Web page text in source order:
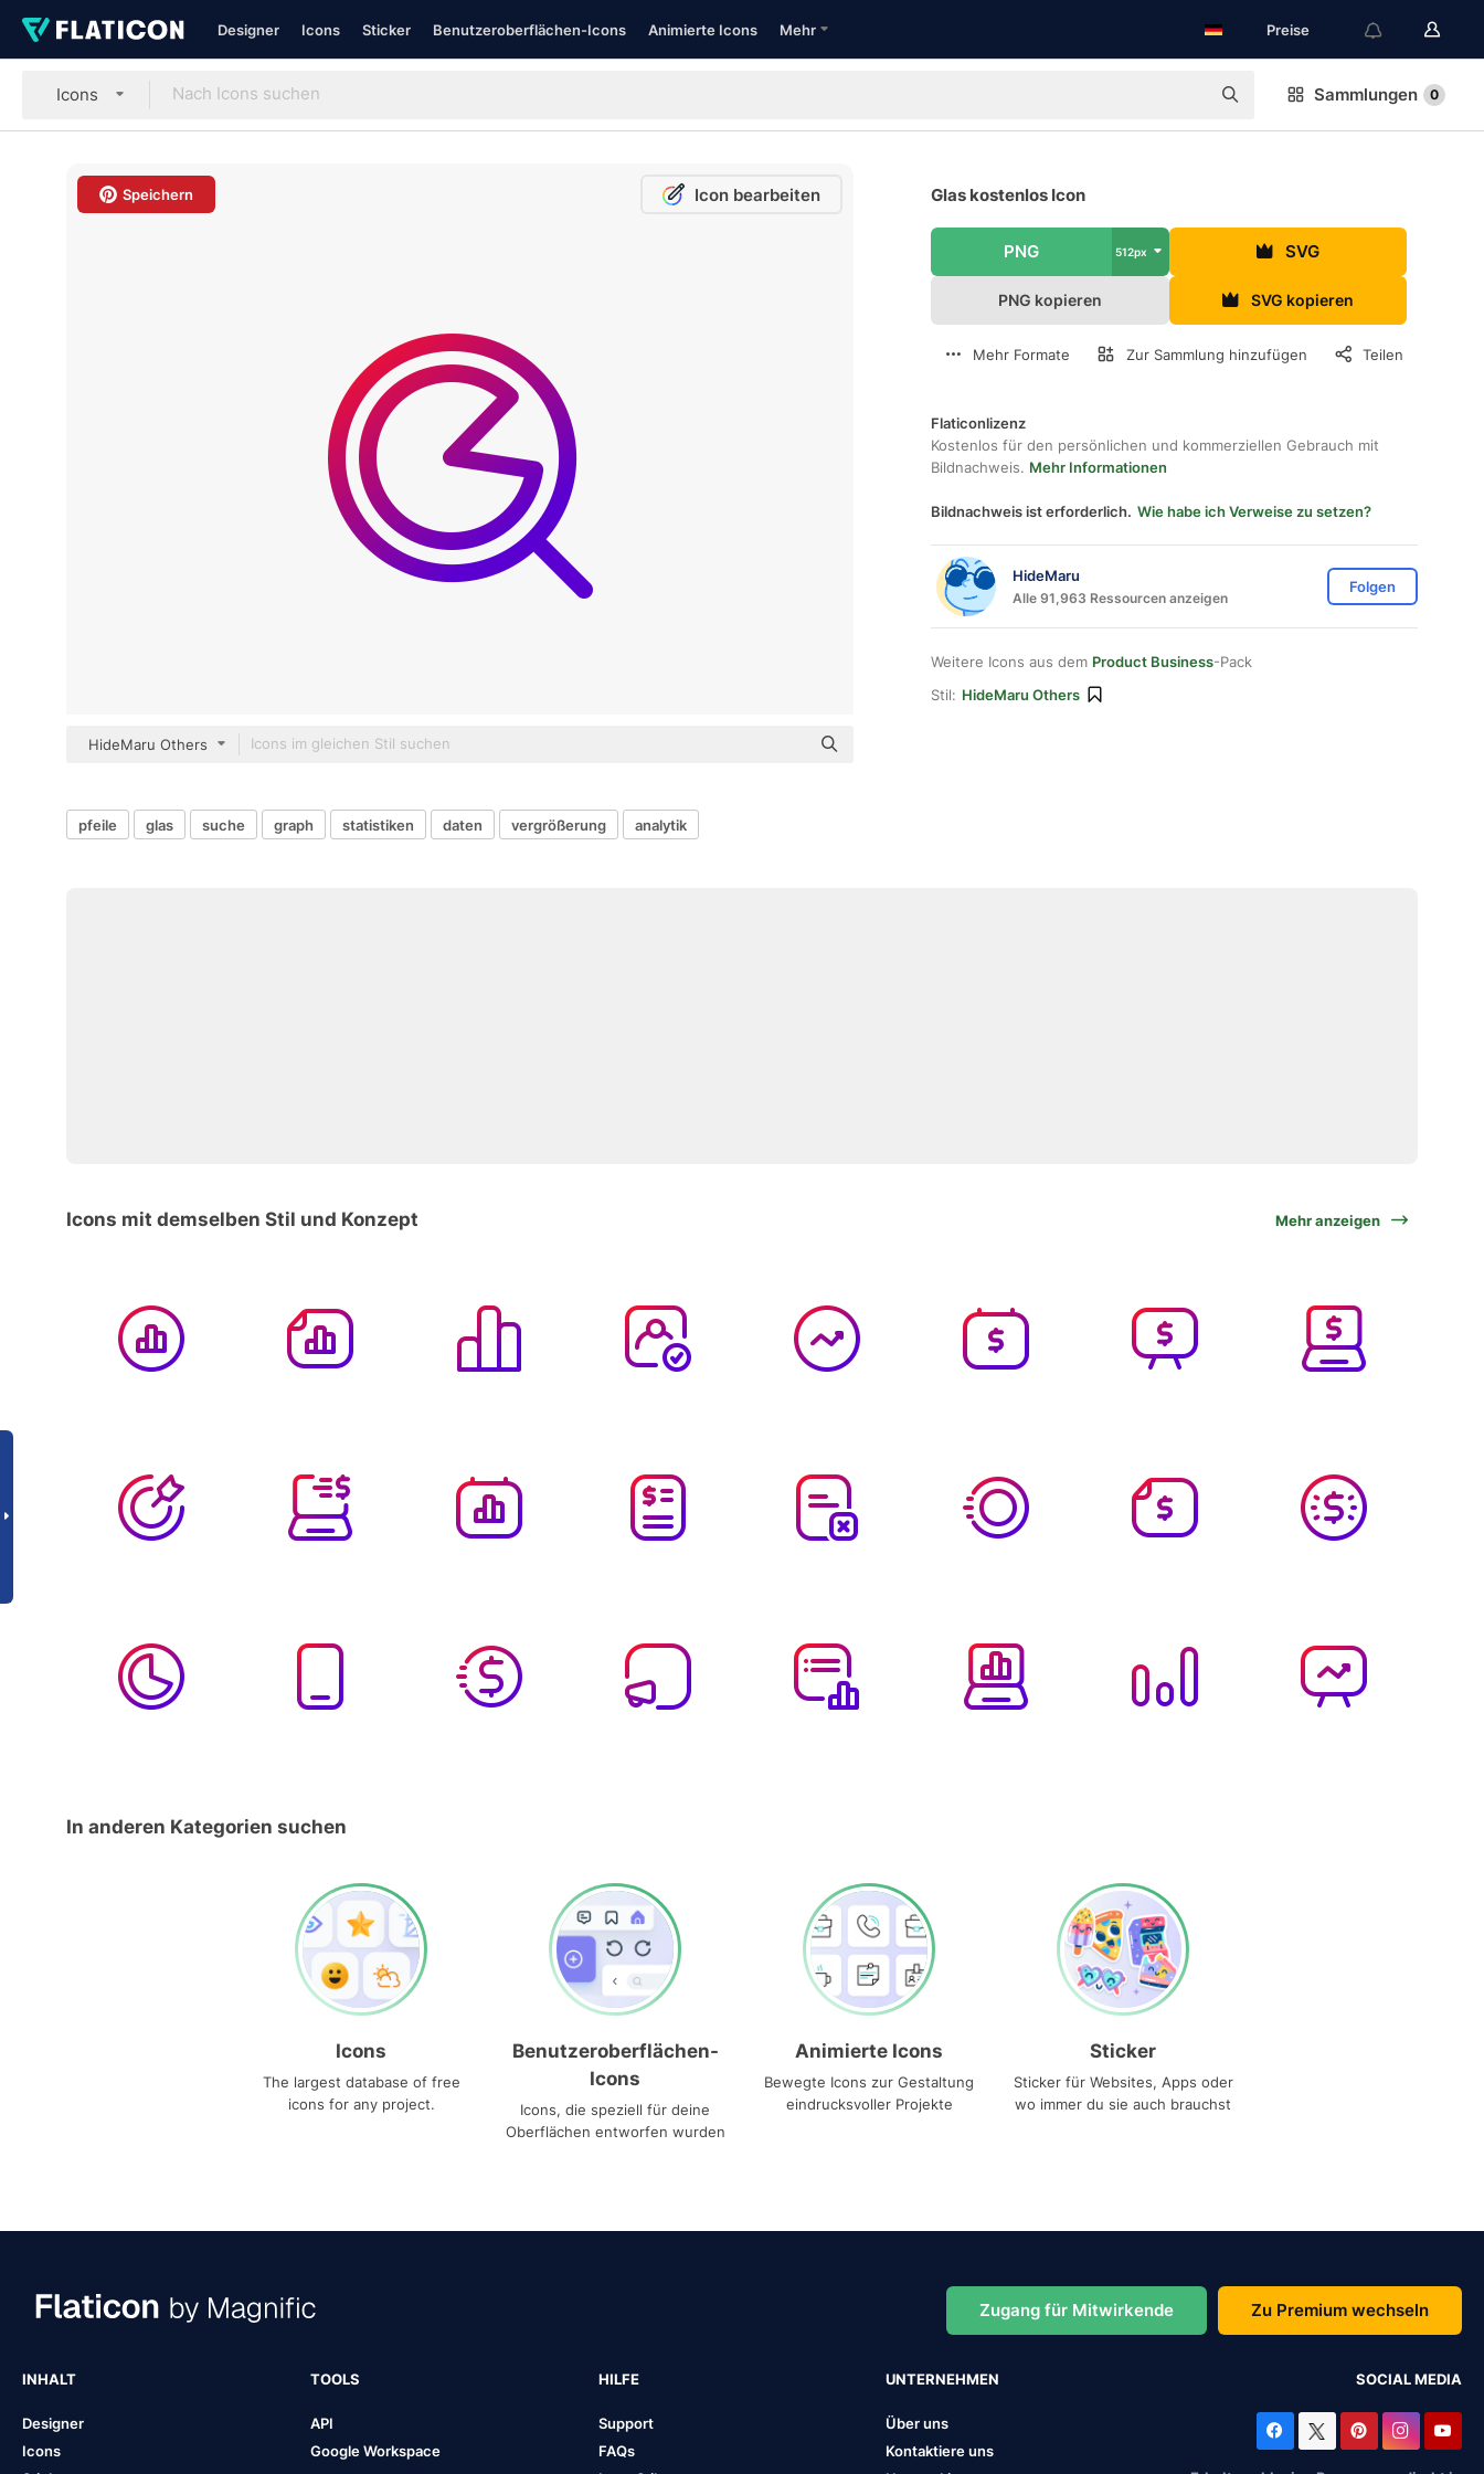
Designer Icons Sticker Benutzeroberflächen-Icons Animierte Icons Mehr Preise
Icons Sammlungen 0
Speichern Icon bearbeiten
HideMaru Others
Glas kostenlos Icon
PNG 512px SVG
PNG kopieren SVG kopieren
Mehr Formate Zur Sammlung hinzufügen Teilen
Flaticonlizenz
Kostenlos für den persönlichen und kommerziellen Gebrauch mit
Bildnachweis. Mehr Informationen
Bildnachweis ist erforderlich. Wie habe ich Verweise zu setzen?
HideMaru
Alle 91,963 Ressourcen anzeigen
Folgen
Weitere Icons aus dem Product Business-Pack
Stil: HideMaru Others
pfeile glas suche graph statistiken daten vergrößerung analytik
Icons mit demselben Stil und Konzept Mehr anzeigen
In anderen Kategorien suchen
Icons
The largest database of free
icons for any project.
Benutzeroberflächen-
Icons
Icons, die speziell für deine
Oberflächen entworfen wurden
Animierte Icons
Bewegte Icons zur Gestaltung
eindrucksvoller Projekte
Sticker
Sticker für Websites, Apps oder
wo immer du sie auch brauchst
Zugang für Mitwirkende Zu Premium wechseln
INHALT
Designer
Icons
TOOLS
API
Google Workspace
HILFE
Support
FAQs
UNTERNEHMEN
Über uns
Kontaktiere uns
SOCIAL MEDIA